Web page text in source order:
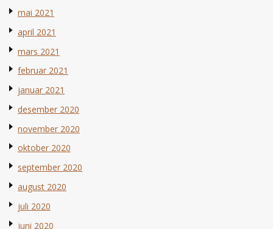
mai 2021
april 2021
mars 2021
februar 2021
januar 2021
desember 2020
november 2020
oktober 2020
september 2020
august 2020
juli 2020
juni 2020